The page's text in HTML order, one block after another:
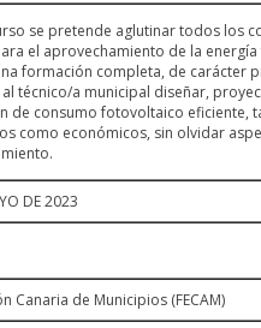
se pretende aglutinar todos los
el aprovechamiento de la energía
formación completa, de carácter
técnico/a municipal diseñar,
de consumo fotovoltaico eficiente,
como económicos, sin olvidar
DE 2023
Canaria de Municipios (FECAM)